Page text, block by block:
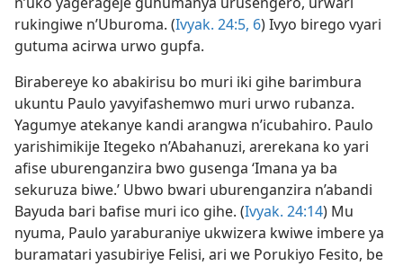
rukingiwe n’Uburoma. (Ivyak. 24:5, 6) Ivyo birego vyari
gutuma acirwa urwo gupfa.
Birabereye ko abakirisu bo muri iki gihe barimbura
ukuntu Paulo yavyifashemwo muri urwo rubanza.
Yagumye atekanye kandi arangwa n’icubahiro. Paulo
yarishimikije Itegeko n’Abahanuzi, arerekana ko yari
afise uburenganzira bwo gusenga ‘Imana ya ba
sekuruza biwe.’ Ubwo bwari uburenganzira n’abandi
Bayuda bari bafise muri ico gihe. (Ivyak. 24:14) Mu
nyuma, Paulo yaraburaniye ukwizera kwiwe imbere ya
buramatari yasubiriye Felisi, ari we Porukiyo Fesito, be